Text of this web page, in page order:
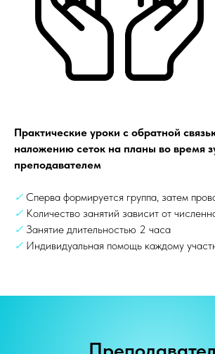
Практические уроки с обратной
наложению сеток на планы во время
преподавателем
✓ Сперва формируется группа, затем
✓ Количество занятий зависит от
✓ Занятие длительностью 2 часа
✓ Индивидуальная помощь каждому